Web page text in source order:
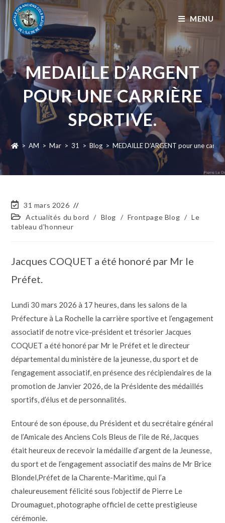
MENU
MEDAILLE D’ARGENT
POUR UNE CARRIÈRE
SPORTIVE.
> AM > Mar > 31 > Blog > MEDAILLE D’ARGENT pour une
31 mars 2026
Actualités du bord
/ Blog / Frontpage Blog / Le
tableau d'honneur
Jacques COQUET a été honoré par Mr le
Préfet.
Lundi 30 mars 2026 à 17 heures, dans les salons de la
Préfecture à La Rochelle la carrière sportive et l’engagement
associatif de notre vice-président et trésorier Jacques
COQUET a été honoré par Mr le Préfet et le directeur
départemental du ministère de la jeunesse, du sport et de
l’engagement associatif, en présence des récipiendaires de la
promotion de Janvier 2026, de la Présidente des médaillés
sportifs, d’élus et de personnalités.
Entouré de son épouse, du Président et du secrétaire général
de l’Amicale des Anciens Cols Bleus de l’ile de Ré, Jacques
était heureux de recevoir la médaille d’argent de la Jeunesse,
du sport et de l’engagement associatif des mains de Mr Brice
Blondel,Préfet de la Charente-Maritime, qui l’a
chaleureusement félicité sous l’objectif de Pierre Le
Droumaguet, photographe officiel de cette prestigieuse
cérémonie.